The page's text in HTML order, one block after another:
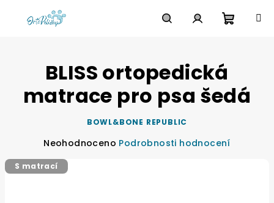
BLISS ortopedická
matrace pro psa šedá
BOWL&BONE REPUBLIC
Průměrné
produktu
Neohodnoceno Podrobnosti hodnocení
S matrací